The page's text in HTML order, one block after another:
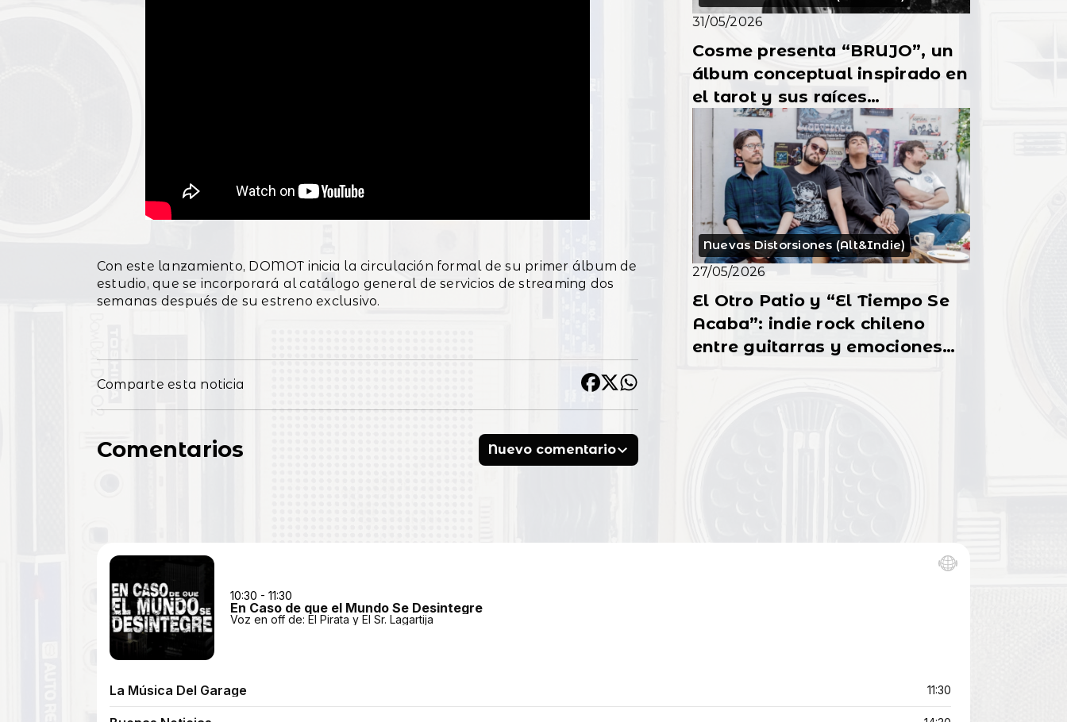
Con este lanzamiento, DOMOT inicia la circulación formal de su primer álbum de
estudio, que se incorporará al catálogo general de servicios de streaming dos
semanas después de su estreno exclusivo.
Comparte esta noticia
Comentarios Nuevo comentario
31/05/2026
Cosme presenta “BRUJO”, un
álbum conceptual inspirado en
el tarot y sus raíces
puertorriqueñas
Nuevas Distorsiones (Alt&Indie)
27/05/2026
El Otro Patio y “El Tiempo Se
Acaba”: indie rock chileno
entre guitarras y emociones